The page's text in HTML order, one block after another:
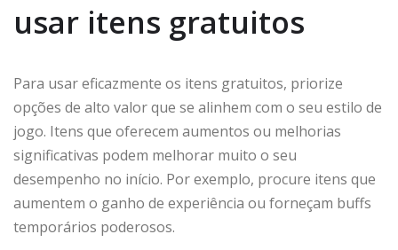
usar itens gratuitos
Para usar eficazmente os itens gratuitos, priorize
opções de alto valor que se alinhem com o seu estilo de
jogo. Itens que oferecem aumentos ou melhorias
significativas podem melhorar muito o seu
desempenho no início. Por exemplo, procure itens que
aumentem o ganho de experiência ou forneçam buffs
temporários poderosos.